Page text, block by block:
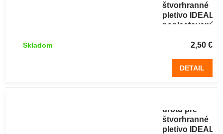
štvorhranné
pletivo IDEAL
poplastovaný
2,50 €
Skladom
DETAIL
drôtu pre
štvorhranné
pletivo IDEAL